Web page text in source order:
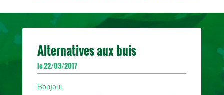
Alternatives aux buis
le 22/03/2017
Bonjour,